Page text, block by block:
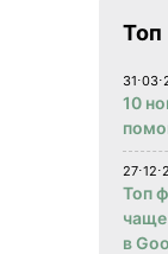
Топ
10
Топ
чаще
в